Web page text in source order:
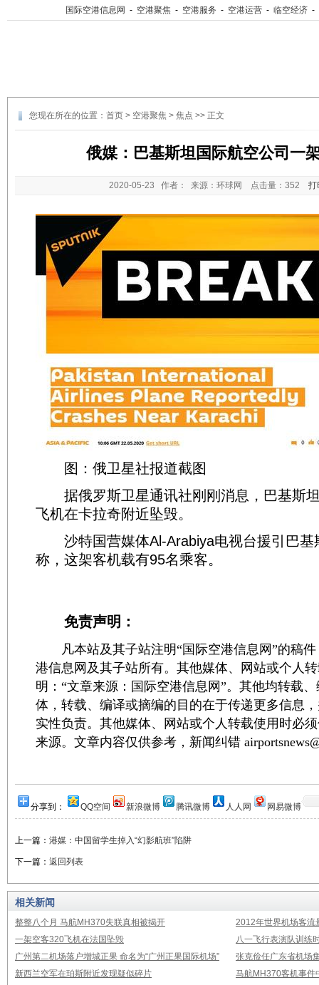
国际空港信息网 - 空港聚焦 - 空港服务 - 空港运营 - 临空经济 -
您现在所在的位置： 首页 > 空港聚焦 > 焦点 >> 正文
俄媒：巴基斯坦国际航空公司一
2020-05-23 作者： 来源：环球网 点击量： 352 打
图：俄卫星社报道截图
据俄罗斯卫星通讯社刚刚消息，巴基斯
飞机在卡拉奇附近坠毁。
沙特国营媒体Al-Arabiya电视台援引巴基
称，这架客机载有95名乘客。
免责声明：
凡本站及其子站注明“国际空港信息网”的稿件
港信息网及其子站所有。其他媒体、网站或个人
明：“文章来源：国际空港信息网”。其他均转载
体，转载、编译或摘编的目的在于传递更多信息
实性负责。其他媒体、网站或个人转载使用时必
来源。文章内容仅供参考，新闻纠错
分享到： QQ空间 新浪微博 腾讯微博 人人网 网易微博
上一篇： 港媒：中国留学生掉入“幻影航班”陷阱
下一篇： 返回列表
相关新闻
整整八个月 马航MH370失联真相被揭开
2012年世界机场客流
一架空客320飞机在法国坠毁
八一飞行表演队训练
广州第二机场落户增城正果 命名为“广州正果国际机场”
张克俭任广东省机场
新西兰空军在珀斯附近发现疑似碎片
马航MH370客机事件